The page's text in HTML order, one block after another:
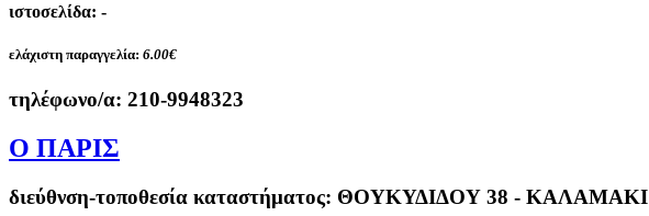
ιστοσελίδα: -
ελάχιστη παραγγελία: 6.00€
τηλέφωνο/α: 210-9948323
Ο ΠΑΡΙΣ
διεύθνση-τοποθεσία καταστήματος: ΘΟΥΚΥΔΙΔΟΥ 38 - ΚΑΛΑΜΑΚΙ